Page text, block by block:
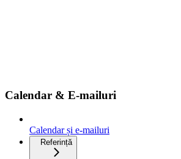
Calendar & E-mailuri
Calendar și e-mailuri
Referință